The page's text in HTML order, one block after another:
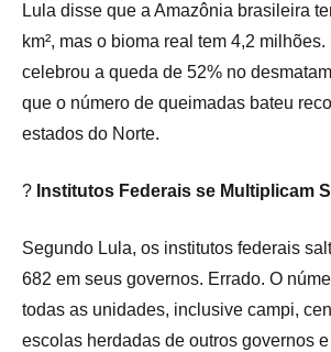
Lula disse que a Amazônia brasileira
km², mas o bioma real tem 4,2
celebrou a queda de 52% no
que o número de queimadas bateu
estados do Norte.
?️ Institutos Federais se Multiplicam
Segundo Lula, os institutos federais
682 em seus governos. Errado. O
todas as unidades, inclusive campi,
escolas herdadas de outros governos